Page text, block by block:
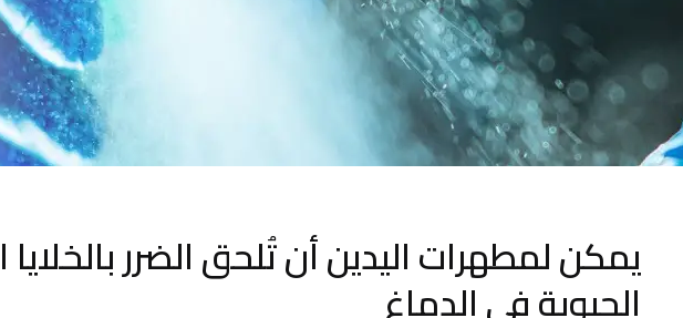
يمكن لمطهرات اليدين أن تُلحق الضرر
الحيوية في الدماغ